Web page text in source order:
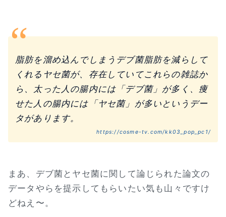
脂肪を溜め込んでしまうデブ菌脂肪を減らして
くれるヤセ菌が、存在していてこれらの雑誌か
ら、太った人の腸内には「デブ菌」が多く、痩
せた人の腸内には「ヤセ菌」が多いというデー
タがあります。
https://cosme-tv.com/kk03_pop_pc1/
まあ、デブ菌とヤセ菌に関して論じられた論文の
データやらを提示してもらいたい気も山々ですけ
どねえ〜。